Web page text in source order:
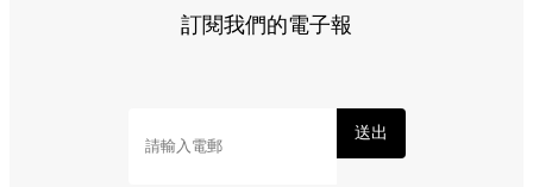
訂閱我們的電子報
送出